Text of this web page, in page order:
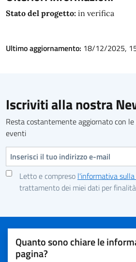
Stato del progetto: in verifica
Ultimo aggiornamento: 18/12/2025,
Iscriviti alla nostra
Resta costantemente aggiornato con
eventi
Indirizzo e-mail
Letto e compreso l'informativa
trattamento dei miei dati per
Quanto sono chiare le
pagina?